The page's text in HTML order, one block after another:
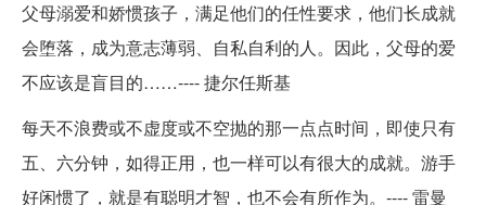
父母溺爱和娇惯孩子，满足他们的任性要求，他们长成就
会堕落，成为意志薄弱、自私自利的人。因此，父母的爱
不应该是盲目的……---- 捷尔任斯基
每天不浪费或不虚度或不空抛的那一点点时间，即使只有
五、六分钟，如得正用，也一样可以有很大的成就。游手
好闲惯了，就是有聪明才智，也不会有所作为。---- 雷曼